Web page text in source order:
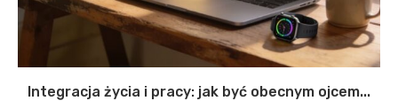
Integracja życia i pracy: jak być obecnym ojcem...